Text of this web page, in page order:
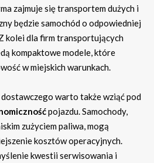
zajmuje się transportem dużych i
będzie samochód o odpowiedniej
kolei dla firm transportujących
kompaktowe modele, które
w miejskich warunkach.
warto także wziąć pod
pojazdu. Samochody,
zużyciem paliwa, mogą
kosztów operacyjnych.
kwestii serwisowania i